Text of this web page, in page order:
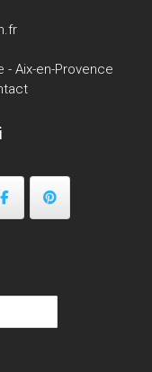
Aix-en-Provence